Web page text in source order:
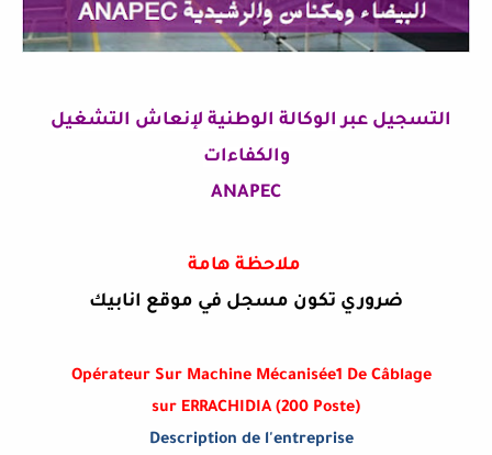
التسجيل عبر الوكالة الوطنية لإنعاش التشغيل
والكفاءات
ANAPEC
ضروري تكون مسجل في موقع انابيك
Opérateur Sur Machine Mécanisée1 De Câblage
(sur ERRACHIDIA (200 Poste
Description de l'entreprise